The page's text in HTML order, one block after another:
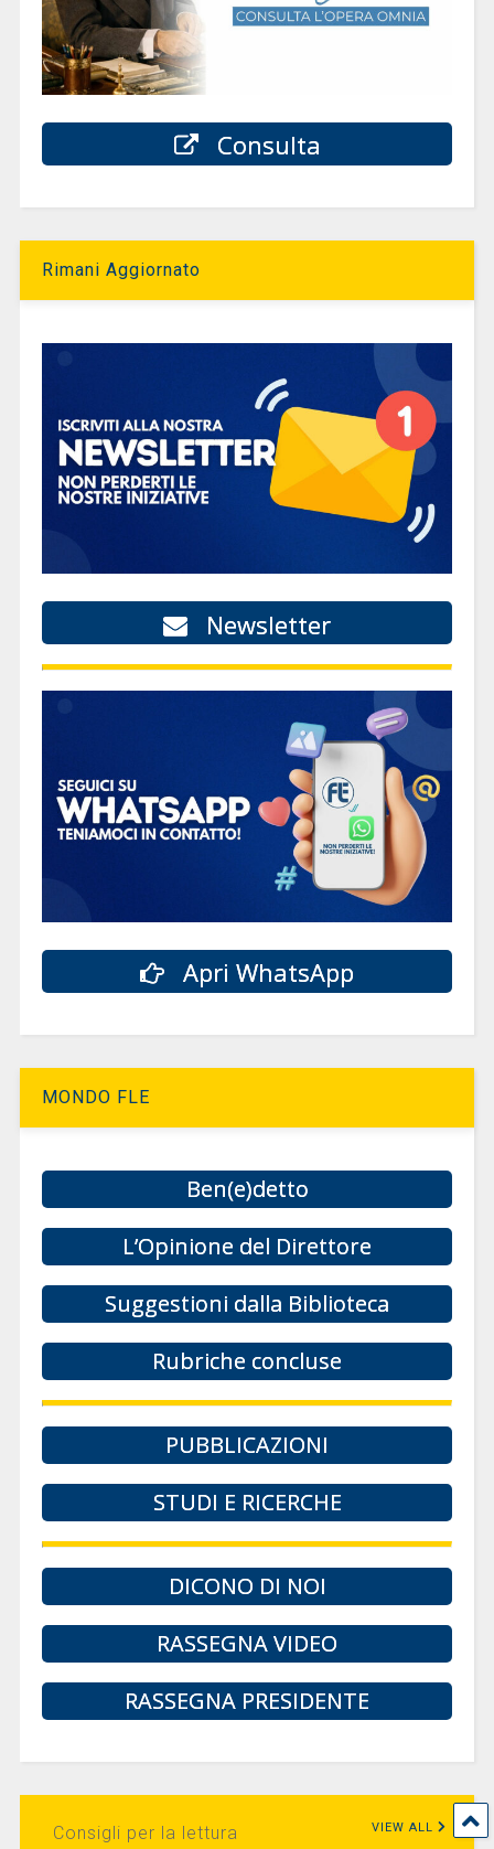
Consulta
Rimani Aggiornato
Newsletter
Apri WhatsApp
MONDO FLE
Ben(e)detto
L’Opinione del Direttore
Suggestioni dalla Biblioteca
Rubriche concluse
PUBBLICAZIONI
STUDI E RICERCHE
DICONO DI NOI
RASSEGNA VIDEO
RASSEGNA PRESIDENTE
Consigli per la lettura VIEW ALL